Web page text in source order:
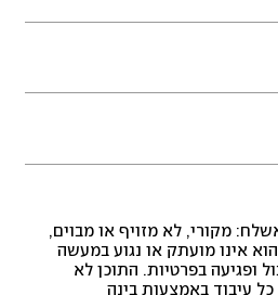
מקורי, לא מזויף או מבוים,
אינו מועתק או נגוע במעשה
ופגיעה בפרטיות. התוכן לא
עיבוד באמצעות בינה